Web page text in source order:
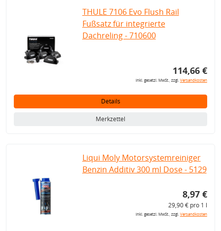
THULE 7106 Evo Flush Rail
Fußsatz für integrierte
Dachreling - 710600
114,66 €
inkl. gesetzl. MwSt., zzgl.Versandkosten
Details
Merkzettel
Liqui Moly Motorsystemreiniger
Benzin Additiv 300 ml Dose - 5129
8,97 €
29,90 € pro 1 l
inkl. gesetzl. MwSt., zzgl.Versandkosten